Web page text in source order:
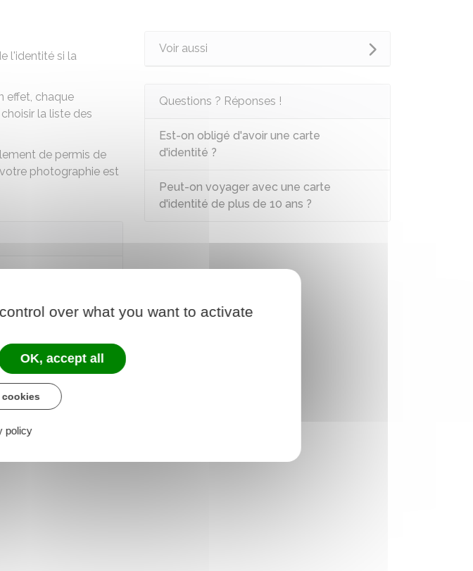
l'identité si la
effet, chaque
la liste des
de permis de
photographie est
en matière de
Voir aussi
Questions ? Réponses !
Est-on obligé d'avoir une carte
d'identité ?
Peut-on voyager avec une carte
d'identité de plus de 10 ans ?
over what you want to activate
OK, accept all
cookies
policy